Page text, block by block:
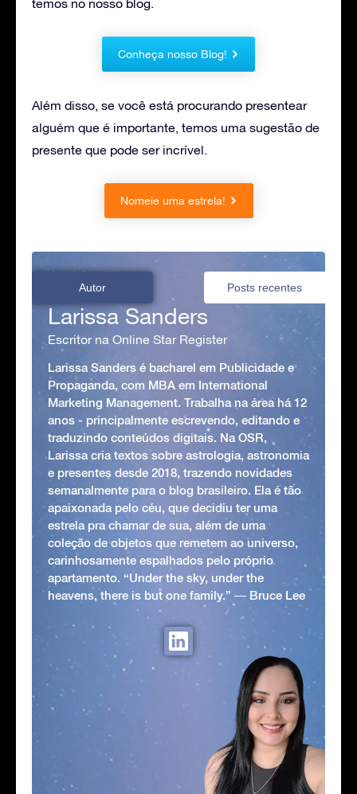
Conheça nosso Blog!
Além disso, se você está procurando presentear
alguém que é importante, temos uma sugestão de
presente que pode ser incrível.
Nomeie uma estrela!
Autor Posts recentes
Larissa Sanders
Escritor na Online Star Register
Larissa Sanders é bacharel em Publicidade e
Propaganda, com MBA em International
Marketing Management. Trabalha na área há 12
anos - principalmente escrevendo, editando e
traduzindo conteúdos digitais. Na OSR,
Larissa cria textos sobre astrologia, astronomia
e presentes desde 2018, trazendo novidades
semanalmente para o blog brasileiro. Ela é tão
apaixonada pelo céu, que decidiu ter uma
estrela pra chamar de sua, além de uma
coleção de objetos que remetem ao universo,
carinhosamente espalhados pelo próprio
apartamento. “Under the sky, under the
heavens, there is but one family.” ― Bruce Lee